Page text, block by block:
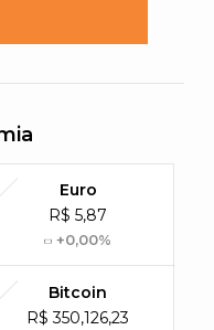
Euro
R$ 5,87
+0,00%
Bitcoin
R$ 350,126,23